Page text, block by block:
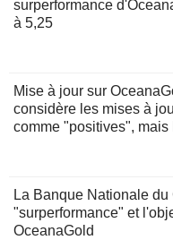
surperformance
à 5,25
Mise à jour sur
considère les mises à
comme "positives",
La Banque Nationale
"surperformance" et
OceanaGold